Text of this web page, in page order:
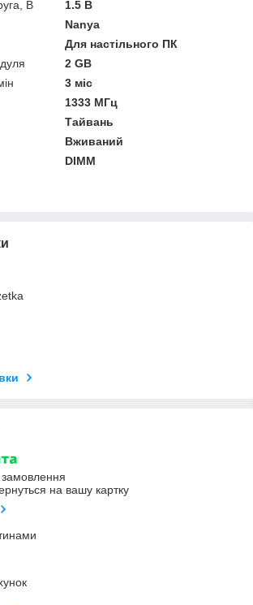
В
1.5 В
Nanya
Для настільного ПК
2 GB
3 міс
1333 МГц
Тайвань
Вживаний
DIMM
на вашу картку